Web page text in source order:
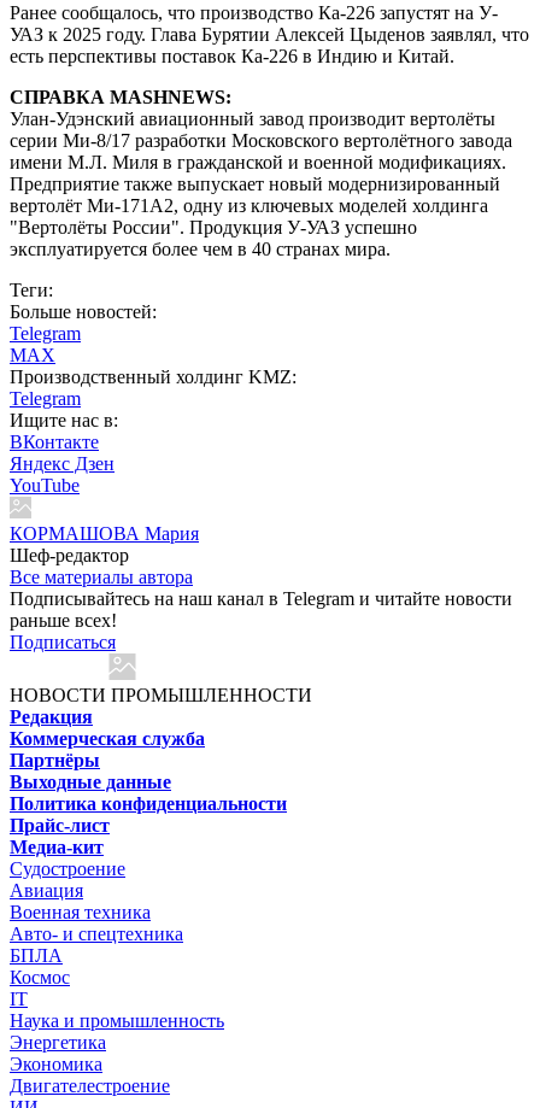
Ранее сообщалось, что производство Ка-226 запустят на У-
УАЗ к 2025 году. Глава Бурятии Алексей Цыденов заявлял, что
есть перспективы поставок Ка-226 в Индию и Китай.
СПРАВКА MASHNEWS:
Улан-Удэнский авиационный завод производит вертолёты
серии Ми-8/17 разработки Московского вертолётного завода
имени М.Л. Миля в гражданской и военной модификациях.
Предприятие также выпускает новый модернизированный
вертолёт Ми-171А2, одну из ключевых моделей холдинга
"Вертолёты России". Продукция У-УАЗ успешно
эксплуатируется более чем в 40 странах мира.
Теги:
Больше новостей:
Telegram
MAX
Производственный холдинг KMZ:
Telegram
Ищите нас в:
ВКонтакте
Яндекс Дзен
YouTube
КОРМАШОВА Мария
Шеф-редактор
Все материалы автора
Подписывайтесь на наш канал в Telegram и читайте новости
раньше всех!
Подписаться
НОВОСТИ ПРОМЫШЛЕННОСТИ
Редакция
Коммерческая служба
Партнёры
Выходные данные
Политика конфиденциальности
Прайс-лист
Медиа-кит
Судостроение
Авиация
Военная техника
Авто- и спецтехника
БПЛА
Космос
IT
Наука и промышленность
Энергетика
Экономика
Двигателестроение